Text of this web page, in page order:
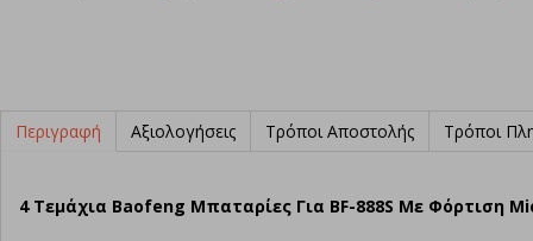
Περιγραφή Αξιολογήσεις Τρόποι Αποστολής Τρόποι
4 Τεμάχια Baofeng Μπαταρίες Για BF-888S Με Φόρτιση